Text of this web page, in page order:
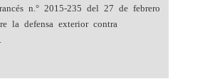
n.° 2015-235 del 27 de febrero
la defensa exterior contra